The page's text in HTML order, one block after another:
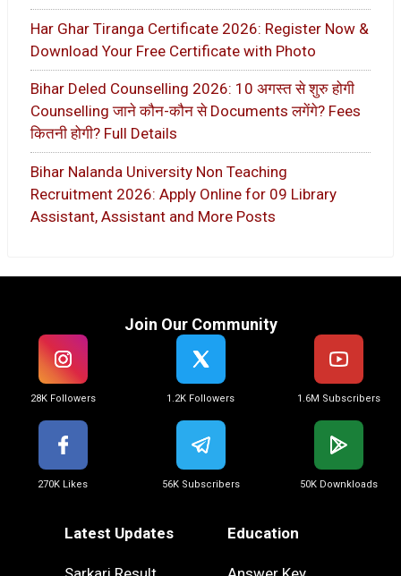
Har Ghar Tiranga Certificate 2026: Register Now &
Download Your Free Certificate with Photo
Bihar Deled Counselling 2026: 10 अगस्त से शुरु होगी
Counselling जाने कौन-कौन से Documents लगेंगे? Fees
कितनी होगी? Full Details
Bihar Nalanda University Non Teaching
Recruitment 2026: Apply Online for 09 Library
Assistant, Assistant and More Posts
Join Our Community
28K Followers 1.2K Followers 1.6M Subscribers
270K Likes 56K Subscribers 50K Downkloads
Latest Updates Education